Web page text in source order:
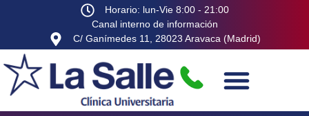
Horario: lun-Vie 8:00 - 21:00
Canal interno de información
C/ Ganímedes 11, 28023 Aravaca (Madrid)